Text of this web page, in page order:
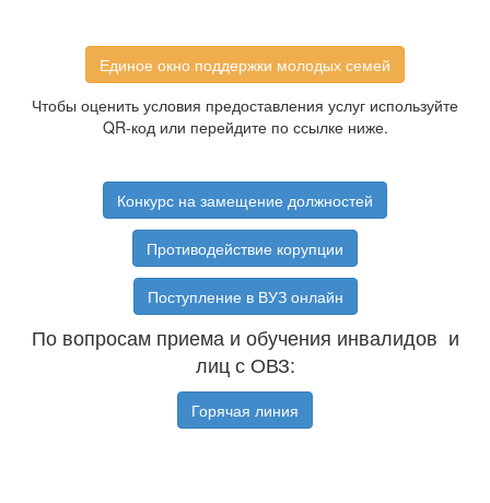
Единое окно поддержки молодых семей
Чтобы оценить условия предоставления услуг используйте
QR-код или перейдите по ссылке ниже.
Конкурс на замещение должностей
Противодействие корупции
Поступление в ВУЗ онлайн
По вопросам приема и обучения инвалидов и
лиц с ОВЗ:
Горячая линия